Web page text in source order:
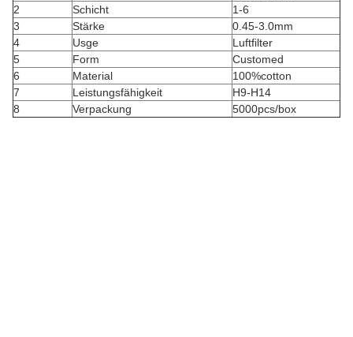
2
Schicht
1-6
3
Stärke
0.45-3.0mm
4
Usge
Luftfilter
5
Form
Customed
6
Material
100%cotton
7
Leistungsfähigkeit
H9-H14
8
Verpackung 5000pcs/box